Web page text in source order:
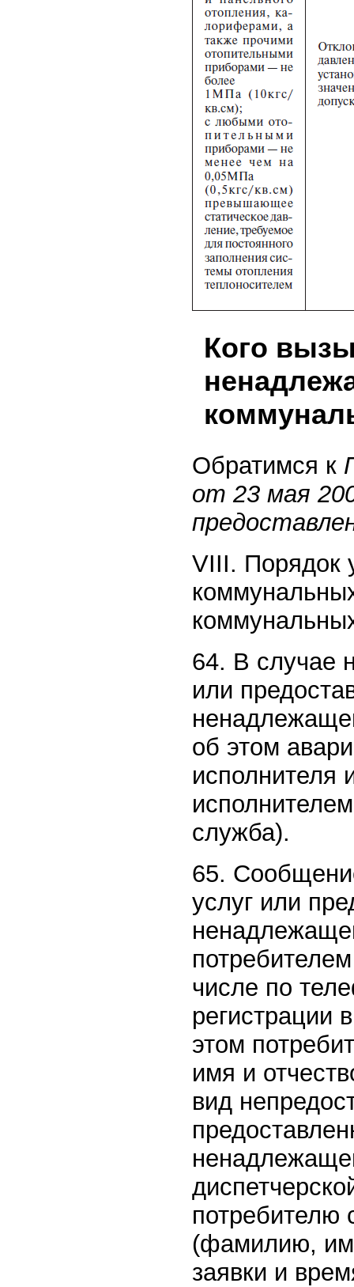
Кого
Обратимся к
от 23 мая
VIII. Порядок
64. В случае
или
об этом
исполнителя
служба).
65.
услуг или
числе по
регистрации
этом
имя и
вид
потребителю
(фамилию,
заявки и